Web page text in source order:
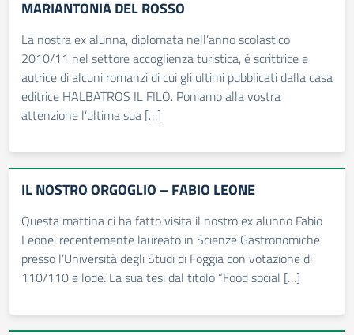
MARIANTONIA DEL ROSSO
La nostra ex alunna, diplomata nell’anno scolastico
2010/11 nel settore accoglienza turistica, è scrittrice e
autrice di alcuni romanzi di cui gli ultimi pubblicati dalla casa
editrice HALBATROS IL FILO. Poniamo alla vostra
attenzione l’ultima sua […]
IL NOSTRO ORGOGLIO – FABIO LEONE
Questa mattina ci ha fatto visita il nostro ex alunno Fabio
Leone, recentemente laureato in Scienze Gastronomiche
presso l’Università degli Studi di Foggia con votazione di
110/110 e lode. La sua tesi dal titolo “Food social […]